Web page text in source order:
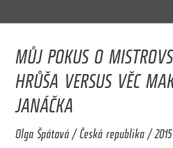
MŮJ POKUS O
HRŮŠA VERSUS VĚC
JANÁČKA
Olga Špátová / Česká republika /